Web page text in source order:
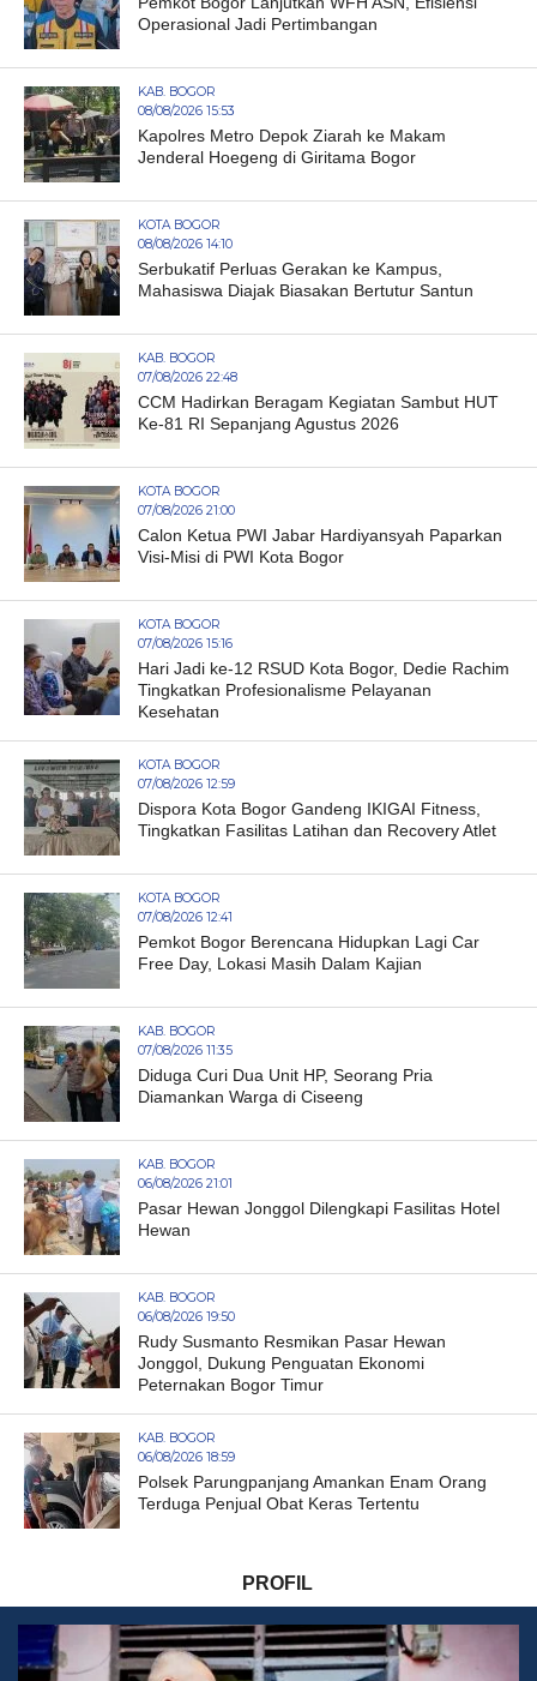
Operasional Jadi Pertimbangan
KAB. BOGOR
08/08/2026 15:53
Kapolres Metro Depok Ziarah ke Makam
Jenderal Hoegeng di Giritama Bogor
KOTA BOGOR
08/08/2026 14:10
Serbukatif Perluas Gerakan ke Kampus,
Mahasiswa Diajak Biasakan Bertutur Santun
KAB. BOGOR
07/08/2026 22:48
CCM Hadirkan Beragam Kegiatan Sambut HUT
Ke-81 RI Sepanjang Agustus 2026
KOTA BOGOR
07/08/2026 21:00
Calon Ketua PWI Jabar Hardiyansyah Paparkan
Visi-Misi di PWI Kota Bogor
KOTA BOGOR
07/08/2026 15:16
Hari Jadi ke-12 RSUD Kota Bogor, Dedie Rachim
Tingkatkan Profesionalisme Pelayanan
Kesehatan
KOTA BOGOR
07/08/2026 12:59
Dispora Kota Bogor Gandeng IKIGAI Fitness,
Tingkatkan Fasilitas Latihan dan Recovery Atlet
KOTA BOGOR
07/08/2026 12:41
Pemkot Bogor Berencana Hidupkan Lagi Car
Free Day, Lokasi Masih Dalam Kajian
KAB. BOGOR
07/08/2026 11:35
Diduga Curi Dua Unit HP, Seorang Pria
Diamankan Warga di Ciseeng
KAB. BOGOR
06/08/2026 21:01
Pasar Hewan Jonggol Dilengkapi Fasilitas Hotel
Hewan
KAB. BOGOR
06/08/2026 19:50
Rudy Susmanto Resmikan Pasar Hewan
Jonggol, Dukung Penguatan Ekonomi
Peternakan Bogor Timur
KAB. BOGOR
06/08/2026 18:59
Polsek Parungpanjang Amankan Enam Orang
Terduga Penjual Obat Keras Tertentu
PROFIL